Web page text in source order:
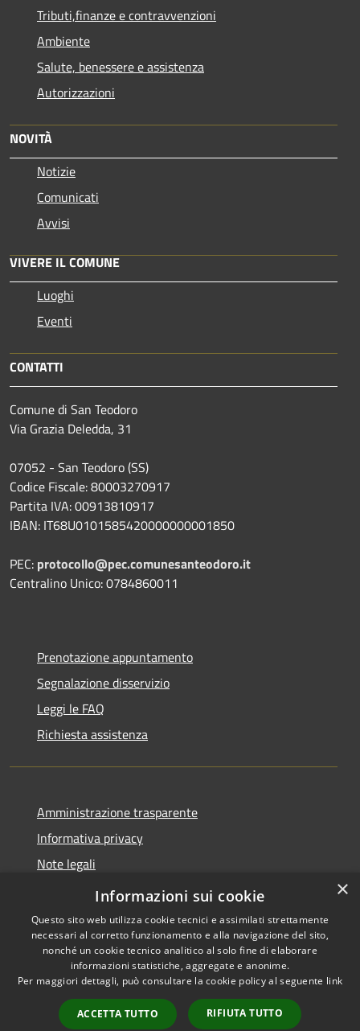
Tributi,finanze e contravvenzioni
Ambiente
Salute, benessere e assistenza
Autorizzazioni
NOVITÀ
Notizie
Comunicati
Avvisi
VIVERE IL COMUNE
Luoghi
Eventi
CONTATTI
Comune di San Teodoro
Via Grazia Deledda, 31
07052 - San Teodoro (SS)
Codice Fiscale: 80003270917
Partita IVA: 00913810917
IBAN: IT68U0101585420000000001850
PEC: protocollo@pec.comunesanteodoro.it
Centralino Unico: 0784860011
Prenotazione appuntamento
Segnalazione disservizio
Leggi le FAQ
Richiesta assistenza
Amministrazione trasparente
Informativa privacy
Note legali
Dichiarazione di accessibilità
Accessibilità
Copyright © 2026 • Comune di
San Teodoro • Powered by
Municipium•
Accesso
×
Informazioni sui cookie
Questo sito web utilizza cookie tecnici e assimilati strettamente
necessari al corretto funzionamento e alla navigazione del sito,
nonché un cookie tecnico analitico al solo fine di elaborare
informazioni statistiche, aggregate e anonime.
Per maggiori dettagli, può consultare la cookie policy al seguente link
ACCETTA TUTTO RIFIUTA TUTTO